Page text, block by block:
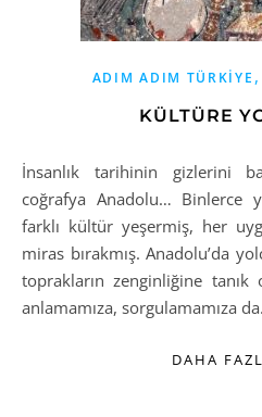
ADIM ADIM TÜRKIYE ,
KÜLTÜRE
İnsanlık tarihinin gizlerini barındıran çok zengin bir
coğrafya Anadolu… Binlerce
farklı kültür yeşermiş, her
miras bırakmış. Anadolu’da
toprakların zenginliğine
anlamamıza, sorgulamamıza
DAHA